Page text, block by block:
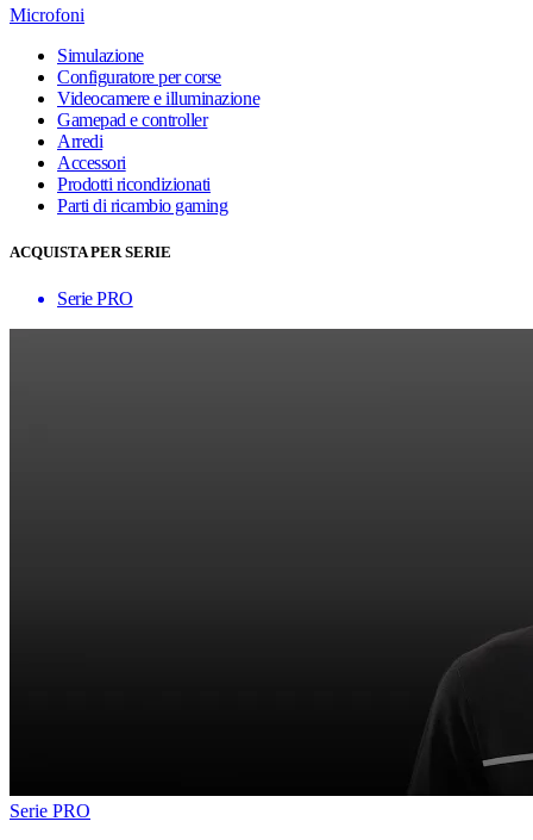
Microfoni
Simulazione
Configuratore per corse
Videocamere e illuminazione
Gamepad e controller
Arredi
Accessori
Prodotti ricondizionati
Parti di ricambio gaming
ACQUISTA PER SERIE
Serie PRO
Serie PRO